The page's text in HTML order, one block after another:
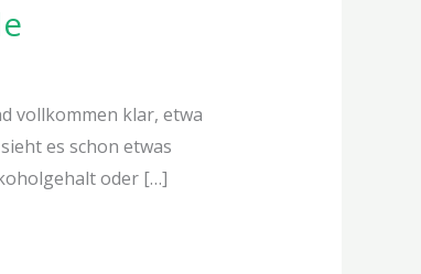
vollkommen klar, etwa
es schon etwas
oder […]